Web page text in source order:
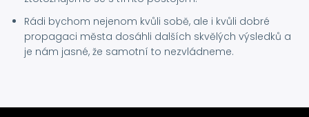
Rádi bychom nejenom kvůli sobě, ale i kvůli dobré
propagaci města dosáhli dalších skvělých výsledků a
je nám jasné, že samotní to nezvládneme.